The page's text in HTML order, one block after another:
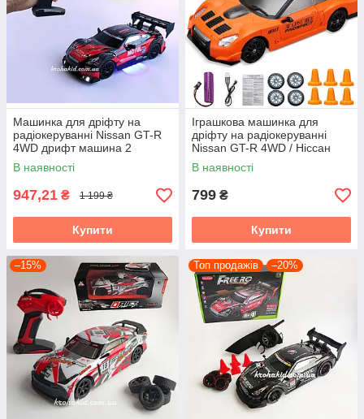
Машинка для дріфту на
радіокеруванні Nissan GT-R
4WD дрифт машина 2
Швидкості Світло Неонове
підсвічування Червоний
В наявності
947,21 ₴ 1 199 ₴
Купити
Іграшкова машинка для
дріфту на радіокеруванні
Nissan GT-R 4WD / Ніссан
ГТР на радіокеруванні дрифт
В наявності
799 ₴
Купити
–15% Топ продажів –20%